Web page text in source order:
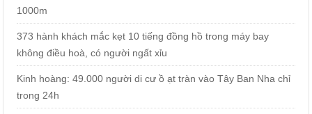
1000m
373 hành khách mắc kẹt 10 tiếng đồng hồ trong máy bay
không điều hoà, có người ngất xỉu
Kinh hoàng: 49.000 người di cư ồ ạt tràn vào Tây Ban Nha chỉ
trong 24h